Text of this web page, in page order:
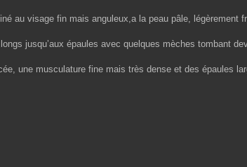
au visage fin mais anguleux,a la peau pâle, légèrement
jusqu’aux épaules avec quelques mèches tombant
une musculature fine mais très dense et des épaules